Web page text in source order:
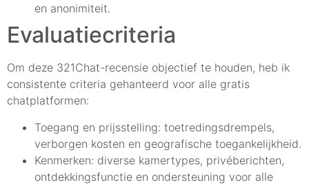
en anonimiteit.
Evaluatiecriteria
Om deze 321Chat-recensie objectief te houden, heb ik
consistente criteria gehanteerd voor alle gratis
chatplatformen:
Toegang en prijsstelling: toetredingsdrempels,
verborgen kosten en geografische toegankelijkheid.
Kenmerken: diverse kamertypes, privéberichten,
ontdekkingsfunctie en ondersteuning voor alle